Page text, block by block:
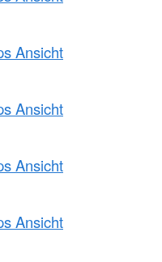
Ansicht
Ansicht
Ansicht
Ansicht